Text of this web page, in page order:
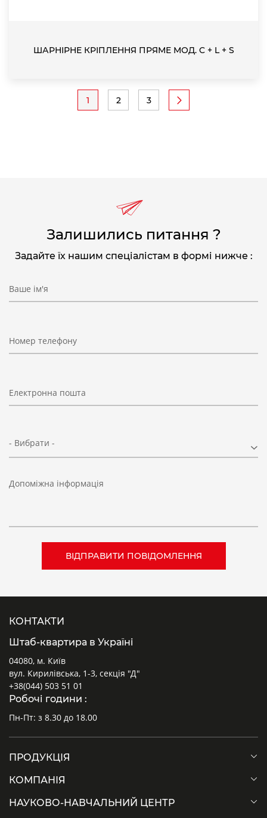
ШАРНІРНЕ КРІПЛЕННЯ ПРЯМЕ МОД. C + L + S
Current
1 Page
2 Page
3
Залишились питання ?
Задайте їх нашим спеціалістам в формі нижче :
Ваше ім'я
Номер телефону
Електронна пошта
- Вибрати -
Допоміжна інформація
КОНТАКТИ
Штаб-квартира в Україні
04080, м. Київ
вул. Кирилівська, 1-3, секція "Д"
+38(044) 503 51 01
Робочі години :
Пн-Пт: з 8.30 до 18.00
ПРОДУКЦІЯ
КОМПАНІЯ
НАУКОВО-НАВЧАЛЬНИЙ ЦЕНТР